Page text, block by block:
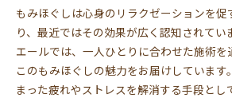
もみほぐしは心身のリラクゼーションを促
り、最近ではその効果が広く認知されてい
エールでは、一人ひとりに合わせた施術を
このもみほぐしの魅力をお届けしています
まった疲れやストレスを解消する手段とし